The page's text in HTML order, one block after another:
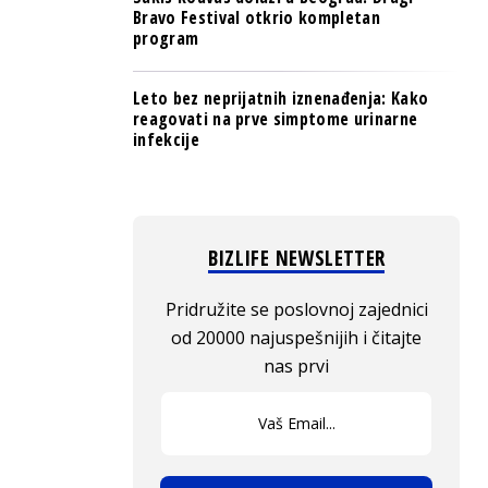
Bravo Festival otkrio kompletan
program
Leto bez neprijatnih iznenađenja: Kako
reagovati na prve simptome urinarne
infekcije
BIZLIFE NEWSLETTER
Pridružite se poslovnoj zajednici
od 20000 najuspešnijih i čitajte
nas prvi